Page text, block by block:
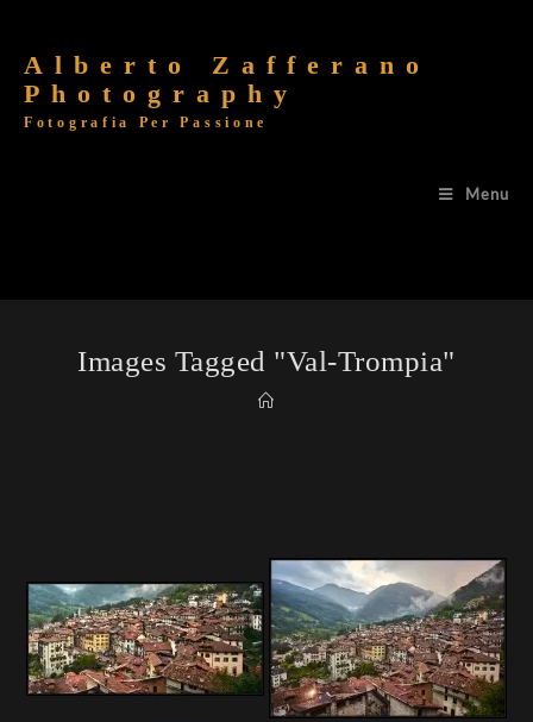
Alberto Zafferano
Photography
Fotografia Per Passione
Menu
Images Tagged "val-Trompia"